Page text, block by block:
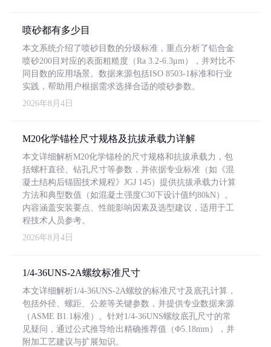
喷砂都有多少目
本文系统介绍了喷砂目数的分级标准，重点分析了铝合金
喷砂200目对应的表面粗糙度（Ra 3.2-6.3μm），并对比不
同目数的应用场景。数据来源包括ISO 8503-1标准和行业
实践，帮助用户根据需求选择合适的喷砂参数。
2026年8月4日
M20化学锚栓尺寸规格及抗拔承载力详解
本文详细解析M20化学锚栓的尺寸规格和抗拔承载力，包
括螺杆直径、钻孔尺寸等参数，并依据专业标准（如《混
凝土结构后锚固技术规程》JGJ 145）提供抗拔承载力计算
方法和典型数值（如混凝土强度C30下设计值约80kN）。
内容涵盖安装要点、性能影响因素及选型建议，适用于工
程技术人员参考。
2026年8月4日
1/4-36UNS-2A螺纹标准尺寸
本文详细解析1/4-36UNS-2A螺纹的标准尺寸及底孔计算，
包括外径、螺距、公差等关键参数，并提供专业数据来源
（ASME B1.1标准）。针对1/4-36UNS螺纹底孔尺寸的常
见疑问，通过公式推导给出精确推荐值（Φ5.18mm），并
附加工艺建议与扩展知识。